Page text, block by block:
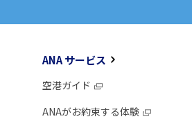
ANA サービス
空港ガイド
ANAがお約束する体験